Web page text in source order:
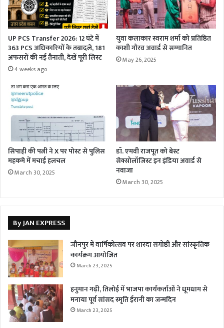
UP PCS Transfer 2026: 12 घंटे में
363 PCS अधिकारियों के तबादले, 181
अफसरों की नई तैनाती, देखें पूरी लिस्ट
4 weeks ago
युवा कलाकार स्वराम शर्मा को प्रतिष्ठित
काशी गौरव अवार्ड से सम्मानित
May 26, 2025
सिपाही की पत्नी ने X पर पोस्ट से पुलिस
महकमे में मचाई हलचल
March 30, 2025
डॉ. एमवी राजपूत को बेस्ट
सेक्सोलॉजिस्ट इन इंडिया अवार्ड से
नवाजा
March 30, 2025
By JAN EXPRESS
जौनपुर में वार्षिकोत्सव पर शारदा संगोष्ठी और सांस्कृतिक
कार्यक्रम आयोजित
March 23, 2025
हनुमान गढ़ी, तिलोई में भाजपा कार्यकर्ताओं ने धूमधाम से
मनाया पूर्व सांसद स्मृति ईरानी का जन्मदिन
March 23, 2025